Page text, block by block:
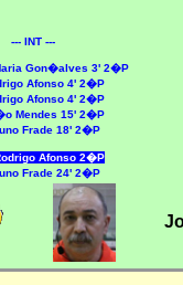
--- INT ---
Gon�alves 3' 2�P
Afonso 4' 2�P
Afonso 4' 2�P
Mendes 15' 2�P
Frade 18' 2�P
Afonso 2�P
Frade 24' 2�P